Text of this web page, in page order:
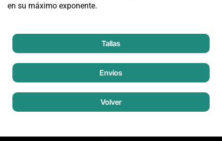
en su máximo exponente.
Tallas
Envíos
Volver